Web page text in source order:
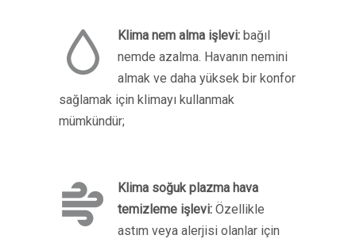
Klima nem alma işlevi: bağıl
nemde azalma. Havanın nemini
almak ve daha yüksek bir konfor
sağlamak için klimayı kullanmak
mümkündür;
Klima soğuk plazma hava
temizleme işlevi: Özellikle
astım veya alerjisi olanlar için